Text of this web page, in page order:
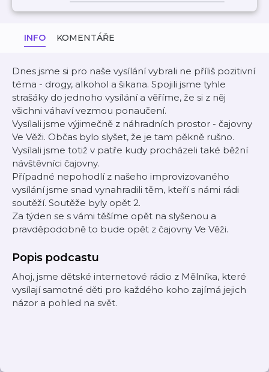
INFO KOMENTÁŘE
Dnes jsme si pro naše vysílání vybrali ne příliš pozitivní
téma - drogy, alkohol a šikana. Spojili jsme tyhle
strašáky do jednoho vysílání a věříme, že si z něj
všichni váhaví vezmou ponaučení.
Vysílali jsme výjimečně z náhradních prostor - čajovny
Ve Věži. Občas bylo slyšet, že je tam pěkně rušno.
Vysílali jsme totiž v patře kudy procházeli také běžní
návštěvníci čajovny.
Případné nepohodlí z našeho improvizovaného
vysílání jsme snad vynahradili těm, kteří s námi rádi
soutěží. Soutěže byly opět 2.
Za týden se s vámi těšíme opět na slyšenou a
pravděpodobně to bude opět z čajovny Ve Věži.
Popis podcastu
Ahoj, jsme dětské internetové rádio z Mělníka, které
vysílají samotné děti pro každého koho zajímá jejich
názor a pohled na svět.